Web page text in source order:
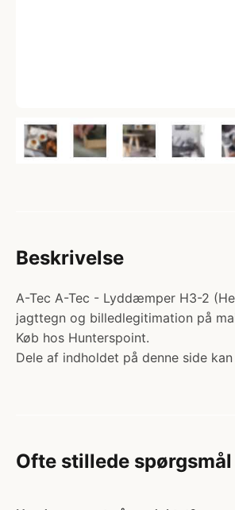
Beskrivelse
A-Tec A-Tec - Lyddæmper H3-2
jagttegn og billedlegitimation på
Køb hos Hunterspoint.
Dele af indholdet på denne side
Ofte stillede spørgsmål